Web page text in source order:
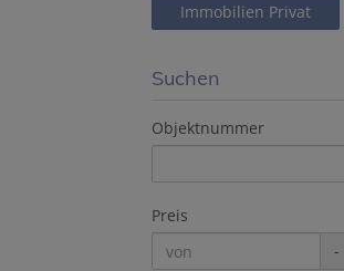
Immobilien Privat
Suchen
Objektnummer
Preis
-